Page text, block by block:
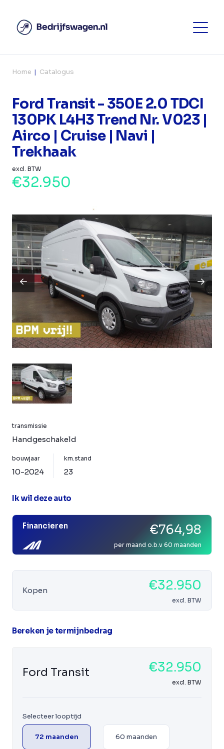
Home Catalogus
Ford Transit - 350E 2.0 TDCI
130PK L4H3 Trend Nr. V023 |
Airco | Cruise | Navi |
Trekhaak
excl. BTW
€32.950
transmissie
Handgeschakeld
bouwjaar
10-2024
km.stand
23
Ik wil deze auto
Financieren €764,98
per maand o.b.v 60 maanden
Kopen €32.950
excl. BTW
Bereken je termijnbedrag
Ford Transit €32.950
excl. BTW
Selecteer looptijd
72 maanden 60 maanden